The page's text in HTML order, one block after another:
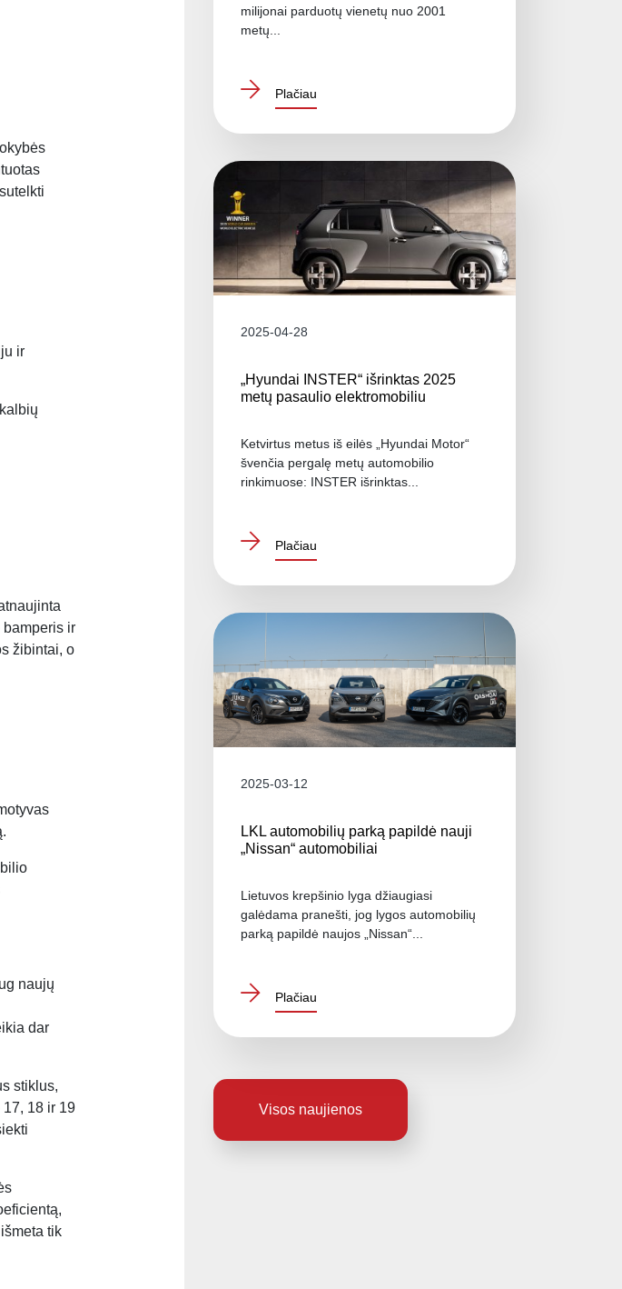
ir
bamperis ir
žibintai, o
naujų
dar
stiklus,
18 ir 19
tik
milijonai parduotų vienetų nuo 2001
metų...
Plačiau
2025-04-28
„Hyundai INSTER“ išrinktas 2025
metų pasaulio elektromobiliu
Ketvirtus metus iš eilės „Hyundai Motor“
švenčia pergalę metų automobilio
rinkimuose: INSTER išrinktas...
Plačiau
2025-03-12
LKL automobilių parką papildė nauji
„Nissan“ automobiliai
Lietuvos krepšinio lyga džiaugiasi
galėdama pranešti, jog lygos automobilių
parką papildė naujos „Nissan“...
Plačiau
Visos naujienos